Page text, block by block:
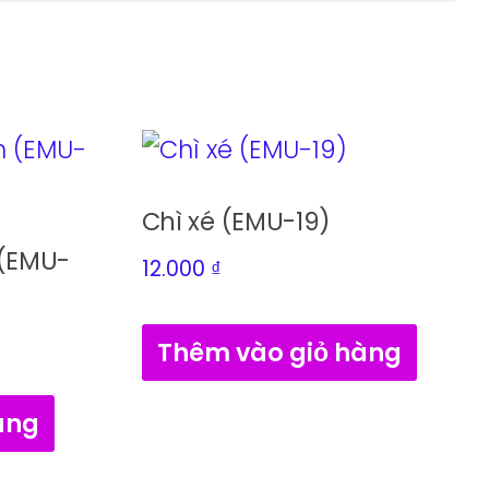
Chì xé (EMU-19)
12.000 ₫
Thêm vào giỏ hàng